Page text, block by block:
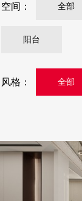
空间： 全部
阳台
风格： 全部